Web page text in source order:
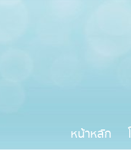
หน้าหลัก